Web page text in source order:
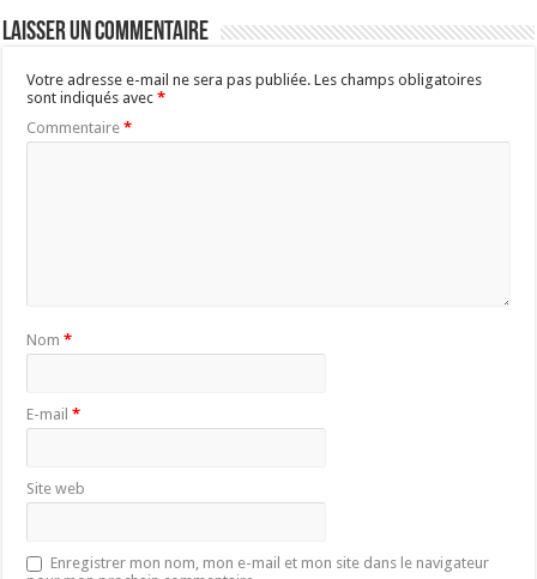
Laisser un commentaire
Votre adresse e-mail ne sera pas publiée. Les champs obligatoires
sont indiqués avec*
Commentaire*
Nom*
E-mail*
Site web
Enregistrer mon nom, mon e-mail et mon site dans le navigateur